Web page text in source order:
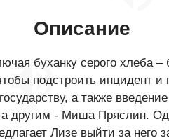
Описание
буханку серого хлеба
подстроить инцидент
а также
другим - Миша Пряслин.
Лизе выйти за